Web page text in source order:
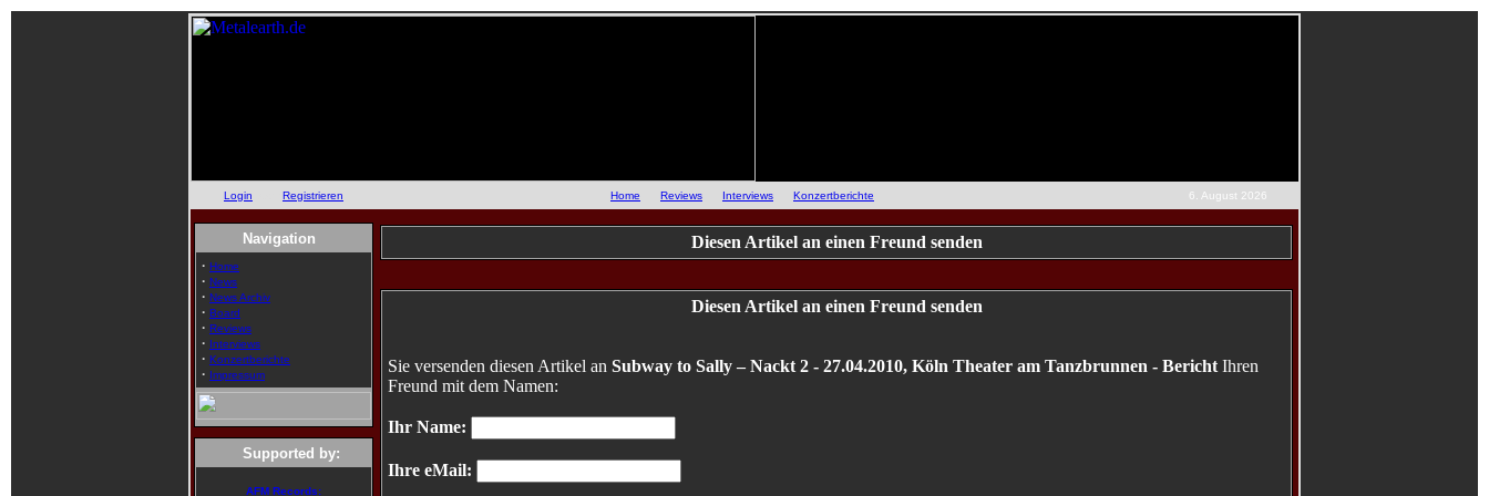
Login Registrieren Home Reviews Interviews Konzertberichte 6. August 2026
Navigation
· Home
· News
· News Archiv
· Board
· Reviews
· Interviews
· Konzertberichte
· Impressum
Supported by:
AFM Records:
Diesen Artikel an einen Freund senden
Diesen Artikel an einen Freund senden
Sie versenden diesen Artikel an Subway to Sally – Nackt 2 - 27.04.2010, Köln Theater am Tanzbrunnen - Bericht Ihren
Freund mit dem Namen:
Ihr Name:
Ihre eMail: